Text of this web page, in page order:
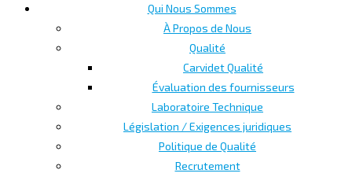
Qui Nous Sommes
À Propos de Nous
Qualité
Carvidet Qualité
Évaluation des fournisseurs
Laboratoire Technique
Législation / Exigences juridiques
Politique de Qualité
Recrutement